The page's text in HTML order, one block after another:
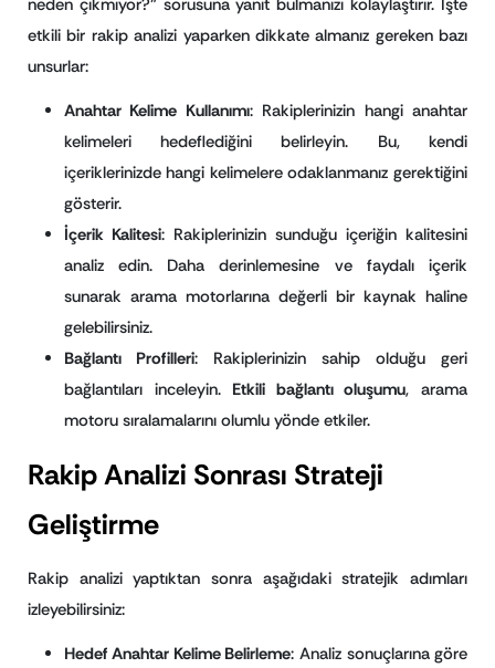
etkili bir rakip analizi yaparken dikkate almanız gereken bazı
unsurlar:
Anahtar Kelime Kullanımı: Rakiplerinizin hangi anahtar
kelimeleri hedeflediğini belirleyin. Bu, kendi
içeriklerinizde hangi kelimelere odaklanmanız gerektiğini
gösterir.
İçerik Kalitesi: Rakiplerinizin sunduğu içeriğin kalitesini
analiz edin. Daha derinlemesine ve faydalı içerik
sunarak arama motorlarına değerli bir kaynak haline
gelebilirsiniz.
Bağlantı Profilleri: Rakiplerinizin sahip olduğu geri
bağlantıları inceleyin. Etkili bağlantı oluşumu, arama
motoru sıralamalarını olumlu yönde etkiler.
Rakip Analizi Sonrası Strateji
Geliştirme
Rakip analizi yaptıktan sonra aşağıdaki stratejik adımları
izleyebilirsiniz:
Hedef Anahtar Kelime Belirleme: Analiz sonuçlarına göre